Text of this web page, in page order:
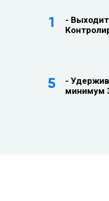
-
-
минимум